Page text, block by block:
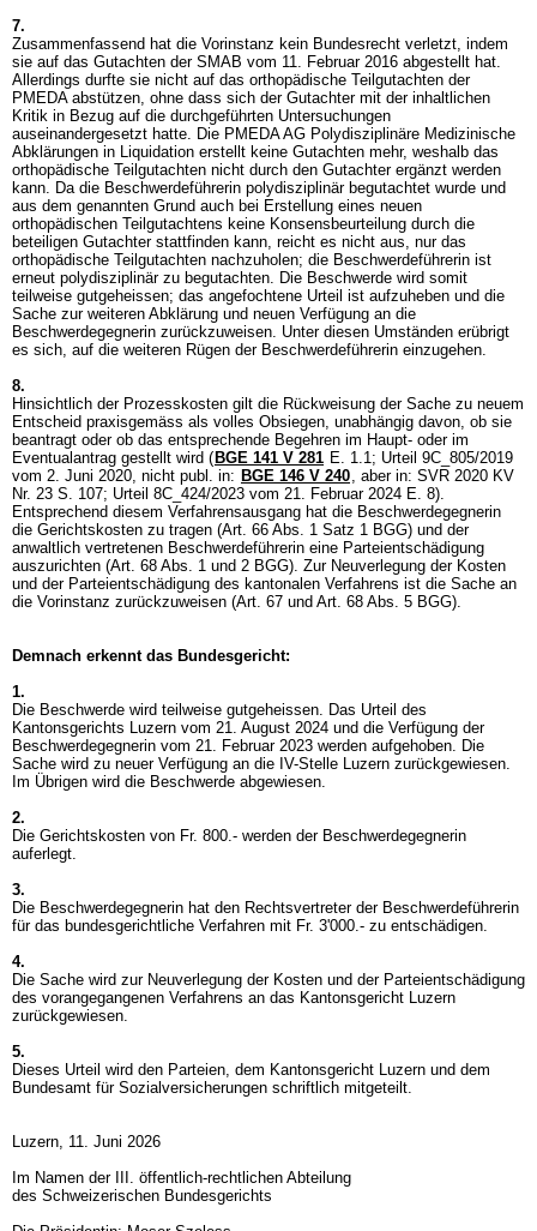
7.
Zusammenfassend hat die Vorinstanz kein Bundesrecht verletzt, indem
sie auf das Gutachten der SMAB vom 11. Februar 2016 abgestellt hat.
Allerdings durfte sie nicht auf das orthopädische Teilgutachten der
PMEDA abstützen, ohne dass sich der Gutachter mit der inhaltlichen
Kritik in Bezug auf die durchgeführten Untersuchungen
auseinandergesetzt hatte. Die PMEDA AG Polydisziplinäre Medizinische
Abklärungen in Liquidation erstellt keine Gutachten mehr, weshalb das
orthopädische Teilgutachten nicht durch den Gutachter ergänzt werden
kann. Da die Beschwerdeführerin polydisziplinär begutachtet wurde und
aus dem genannten Grund auch bei Erstellung eines neuen
orthopädischen Teilgutachtens keine Konsensbeurteilung durch die
beteiligen Gutachter stattfinden kann, reicht es nicht aus, nur das
orthopädische Teilgutachten nachzuholen; die Beschwerdeführerin ist
erneut polydisziplinär zu begutachten. Die Beschwerde wird somit
teilweise gutgeheissen; das angefochtene Urteil ist aufzuheben und die
Sache zur weiteren Abklärung und neuen Verfügung an die
Beschwerdegegnerin zurückzuweisen. Unter diesen Umständen erübrigt
es sich, auf die weiteren Rügen der Beschwerdeführerin einzugehen.
8.
Hinsichtlich der Prozesskosten gilt die Rückweisung der Sache zu neuem
Entscheid praxisgemäss als volles Obsiegen, unabhängig davon, ob sie
beantragt oder ob das entsprechende Begehren im Haupt- oder im
Eventualantrag gestellt wird ( BGE 141 V 281 E. 1.1; Urteil 9C_805/2019
vom 2. Juni 2020, nicht publ. in: BGE 146 V 240, aber in: SVR 2020 KV
Nr. 23 S. 107; Urteil 8C_424/2023 vom 21. Februar 2024 E. 8).
Entsprechend diesem Verfahrensausgang hat die Beschwerdegegnerin
die Gerichtskosten zu tragen (Art. 66 Abs. 1 Satz 1 BGG) und der
anwaltlich vertretenen Beschwerdeführerin eine Parteientschädigung
auszurichten (Art. 68 Abs. 1 und 2 BGG). Zur Neuverlegung der Kosten
und der Parteientschädigung des kantonalen Verfahrens ist die Sache an
die Vorinstanz zurückzuweisen (Art. 67 und Art. 68 Abs. 5 BGG).
Demnach erkennt das Bundesgericht:
1.
Die Beschwerde wird teilweise gutgeheissen. Das Urteil des
Kantonsgerichts Luzern vom 21. August 2024 und die Verfügung der
Beschwerdegegnerin vom 21. Februar 2023 werden aufgehoben. Die
Sache wird zu neuer Verfügung an die IV-Stelle Luzern zurückgewiesen.
Im Übrigen wird die Beschwerde abgewiesen.
2.
Die Gerichtskosten von Fr. 800.- werden der Beschwerdegegnerin
auferlegt.
3.
Die Beschwerdegegnerin hat den Rechtsvertreter der Beschwerdeführerin
für das bundesgerichtliche Verfahren mit Fr. 3'000.- zu entschädigen.
4.
Die Sache wird zur Neuverlegung der Kosten und der Parteientschädigung
des vorangegangenen Verfahrens an das Kantonsgericht Luzern
zurückgewiesen.
5.
Dieses Urteil wird den Parteien, dem Kantonsgericht Luzern und dem
Bundesamt für Sozialversicherungen schriftlich mitgeteilt.
Luzern, 11. Juni 2026
Im Namen der III. öffentlich-rechtlichen Abteilung
des Schweizerischen Bundesgerichts